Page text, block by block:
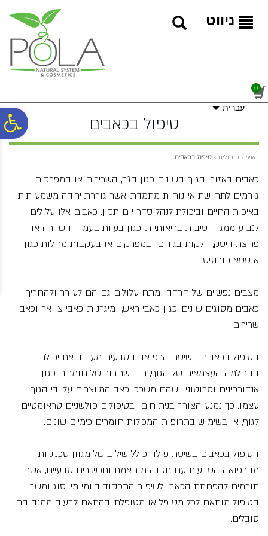
ניווט
0
עברית
טיפול בכאבים
ראשי > טיפולים > טיפול בכאבים
כאבים באזורי הגוף השונים כגון הגב, השרירים או המפרקים
גורמים לתחושת אי-נוחות מתמדת, אשר גוררת ירידה משמעותית
באיכות החיים וביכולת לנהל סדר יום תקין. כאבים אלו עלולים
לנבוע ממגוון סיבות בריאותיות, כגון בעיות בעמוד השדרה או
פריצת דיסק, דלקות בגידים ובמפרקים או בעקבות מחלות כגון
אוסטאופורוזיס.
מצבים נפשיים של חרדה ומתח עלולים גם הם לעורר ולהחריף
כאבים מסוגים שונים, כגון כאבי ראש, ומיגרנות, כאבי צוואר וכאבי
שרירים.
הטיפול בכאבים בשיטת הרפואה הטבעית מעודד את יכולת
ההחלמה העצמאית של הגוף, תוך שחרור של חומרים כגון
אנדורפינים וסרוטונין, שהם משככי כאב המיוצרים על ידי הגוף
עצמו. כך נמנע הצורך בניתוחים ובטיפולים פולשניים טראומטיים
לגוף, או בשימוש בתרופות המכילות חומרים כימיים שונים.
הטיפול בכאבים בשיטת פולה כולל שילוב של מגוון טכניקות
מהרפואה הטבעית עם תזונה מותאמת ותכשירים טבעיים, אשר
תורמים להפחתת הכאב ולשיפור התפקוד היומיומי. סוג ומשך
הטיפול מותאם לכל מטופל או מטופלת, בהתאם לבעיה ממנה הם
סובלים.